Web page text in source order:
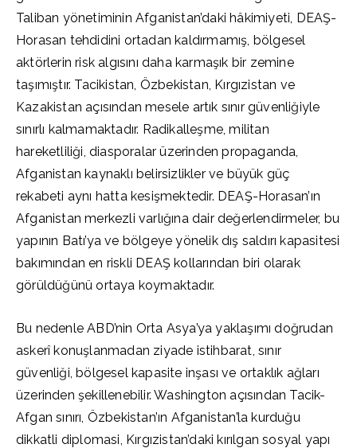
Taliban yönetiminin Afganistan’daki hâkimiyeti, DEAŞ-
Horasan tehdidini ortadan kaldırmamış, bölgesel
aktörlerin risk algısını daha karmaşık bir zemine
taşımıştır. Tacikistan, Özbekistan, Kırgızistan ve
Kazakistan açısından mesele artık sınır güvenliğiyle
sınırlı kalmamaktadır. Radikalleşme, militan
hareketliliği, diasporalar üzerinden propaganda,
Afganistan kaynaklı belirsizlikler ve büyük güç
rekabeti aynı hatta kesişmektedir. DEAŞ-Horasan’ın
Afganistan merkezli varlığına dair değerlendirmeler, bu
yapının Batı’ya ve bölgeye yönelik dış saldırı kapasitesi
bakımından en riskli DEAŞ kollarından biri olarak
görüldüğünü ortaya koymaktadır.
Bu nedenle ABD’nin Orta Asya’ya yaklaşımı doğrudan
askerî konuşlanmadan ziyade istihbarat, sınır
güvenliği, bölgesel kapasite inşası ve ortaklık ağları
üzerinden şekillenebilir. Washington açısından Tacik-
Afgan sınırı, Özbekistan’ın Afganistan’la kurduğu
dikkatli diplomasi, Kırgızistan’daki kırılgan sosyal yapı